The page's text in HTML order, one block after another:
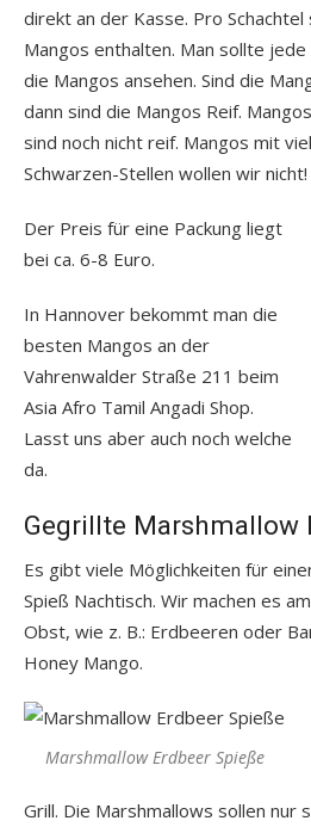
direkt an der Kasse. Pro
Mangos enthalten. Man sollte
die Mangos ansehen. Sind die
dann sind die Mangos Reif.
sind noch nicht reif. Mangos mit
Schwarzen-Stellen wollen wir nicht!
Der Preis für eine Packung liegt
bei ca. 6-8 Euro.
In Hannover bekommt man die
besten Mangos an der
Vahrenwalder Straße 211 beim
Asia Afro Tamil Angadi Shop.
Lasst uns aber auch noch welche
da.
Gegrillte Marshmallow
Es gibt viele Möglichkeiten für
Spieß Nachtisch. Wir machen es
Obst, wie z. B.: Erdbeeren oder
Honey Mango.
Marshmallow Erdbeer Spieße
Grill. Die Marshmallows sollen nur